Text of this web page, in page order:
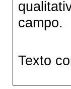
campo.
Texto